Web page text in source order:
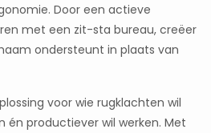
Door een actieve
met een zit-sta bureau, creëer
ondersteunt in plaats van
voor wie rugklachten wil
én productiever wil werken. Met